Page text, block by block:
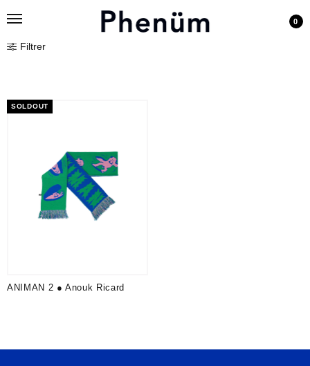
0
Filtrer
SOLDOUT
ANIMAN 2 ● Anouk Ricard